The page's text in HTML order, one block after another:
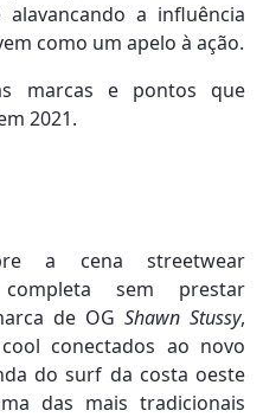
a influência
como um apelo à ação.
marcas e pontos que
2021.
a cena streetwear
sem prestar
de OG Shawn Stussy,
conectados ao novo
do surf da costa oeste
das mais tradicionais